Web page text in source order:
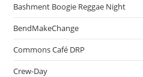
Bashment Boogie Reggae Night
BendMakeChange
Commons Café DRP
Crew-Day